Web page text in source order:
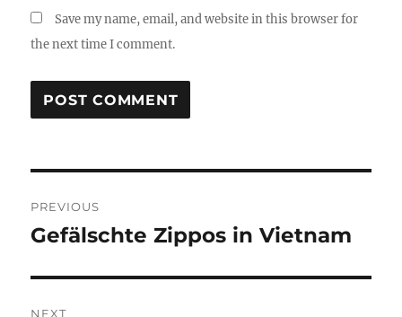
Save my name, email, and website in this browser for
the next time I comment.
navigation
PREVIOUS
Previous
Gefälschte Zippos in Vietnam
NEXT